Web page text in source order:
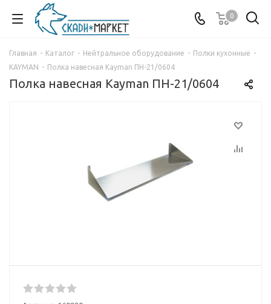
0
Главная - Каталог - Нейтральное оборудование - Полки кухонные -
KAYMAN - Полка навесная Kayman ПН-21/0604
Полка навесная Kayman ПН-21/0604